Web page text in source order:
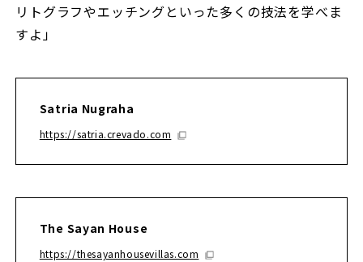
リトグラフやエッチングといった多くの技法を学べま
すよ」
Satria Nugraha
https://satria.crevado.com
The Sayan House
https://thesayanhousevillas.com